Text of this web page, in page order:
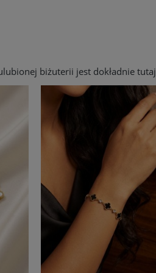
biżuterii jest dokładnie tutaj